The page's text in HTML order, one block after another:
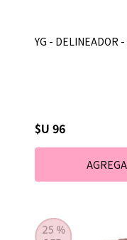
YG - DELINEADOR
$U 96